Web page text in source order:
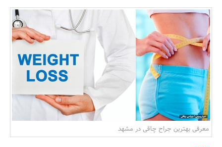
بانک، بیمه و سرمایه
مسکن و ساختمان
معرفی بهترین جراح چاقی در مشهد